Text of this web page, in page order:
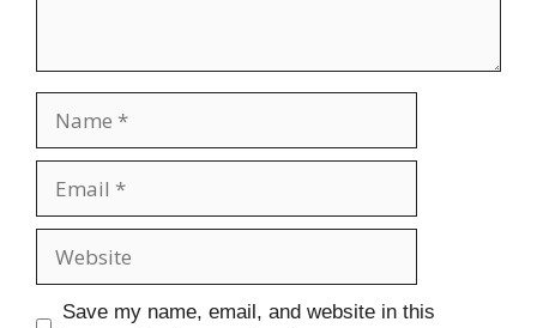
Save my name, email, and website in this